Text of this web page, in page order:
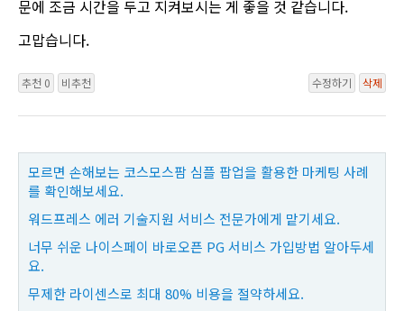
문에 조금 시간을 두고 지켜보시는 게 좋을 것 같습니다.
고맙습니다.
추천 0 비추천 수정하기 삭제
모르면 손해보는 코스모스팜 심플 팝업을 활용한 마케팅 사례
를 확인해보세요.
워드프레스 에러 기술지원 서비스 전문가에게 맡기세요.
너무 쉬운 나이스페이 바로오픈 PG 서비스 가입방법 알아두세
요.
무제한 라이센스로 최대 80% 비용을 절약하세요.